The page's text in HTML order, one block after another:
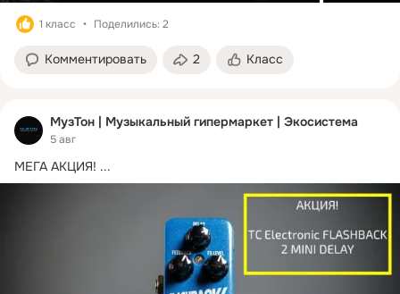
1 класс Поделились: 2
Комментировать 2 Класс
МузТон | Музыкальный гипермаркет | Экосистема
5 авг
МЕГА АКЦИЯ! ...